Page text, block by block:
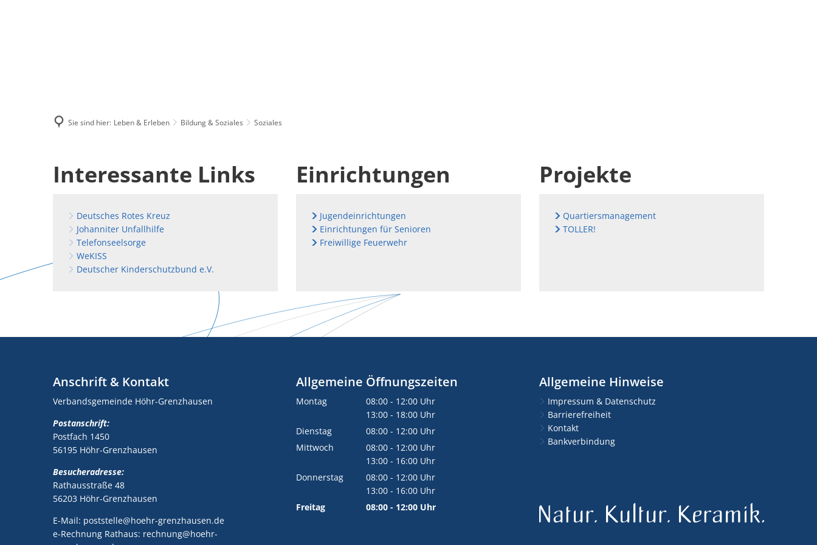
Sie sind hier: Leben & Erleben Bildung & Soziales Soziales
SozialesInteressante Links
Deutsches Rotes Kreuz
Johanniter Unfallhilfe
Telefonseelsorge
WeKISS
Deutscher Kinderschutzbund e.V.
Einrichtungen
Jugendeinrichtungen
Einrichtungen für Senioren
Freiwillige Feuerwehr
Projekte
Quartiersmanagement
TOLLER!
Anschrift & Kontakt
Verbandsgemeinde Höhr-Grenzhausen
Postanschrift:
Postfach 1450
56195 Höhr-Grenzhausen
Besucheradresse:
Rathausstraße 48
56203 Höhr-Grenzhausen
E-Mail: poststelle@hoehr-grenzhausen.de
e-Rechnung Rathaus: rechnung@hoehr-
Allgemeine Öffnungszeiten
Montag 08:00 - 12:00 Uhr
Von 08:00 bis 12:00 Uhr
13:00 - 18:00 Uhr
Von 13:00 bis 18:00 Uhr
Dienstag 08:00 - 12:00 Uhr
Von 08:00 bis 12:00 Uhr
Mittwoch 08:00 - 12:00 Uhr
Von 08:00 bis 12:00 Uhr
13:00 - 16:00 Uhr
Von 13:00 bis 16:00 Uhr
Donnerstag 08:00 - 12:00 Uhr
Von 08:00 bis 12:00 Uhr
13:00 - 16:00 Uhr
Von 13:00 bis 16:00 Uhr
Freitag 08:00 - 12:00 Uhr
Allgemeine Hinweise
Impressum & Datenschutz
Barrierefreiheit
Kontakt
Bankverbindung